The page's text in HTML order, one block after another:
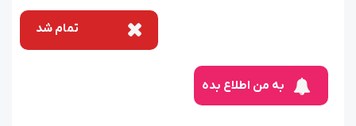
تمام شد
به من اطلاع بده